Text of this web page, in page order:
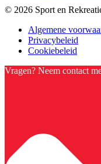
© 2026 Sport en
Algemene
Privacybeleid
Cookiebeleid
Vragen? Neem contact